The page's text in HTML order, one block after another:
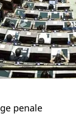
penale